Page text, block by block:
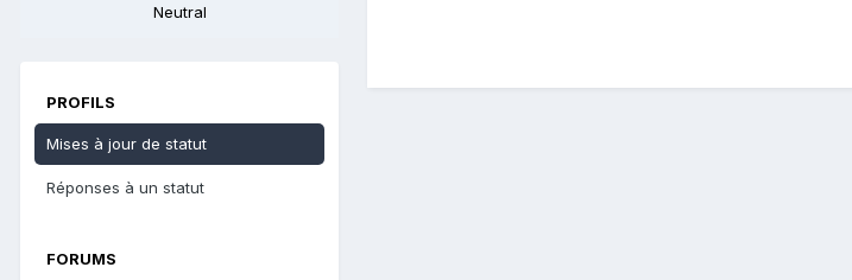
Neutral
PROFILS
Mises à jour de statut
Réponses à un statut
FORUMS